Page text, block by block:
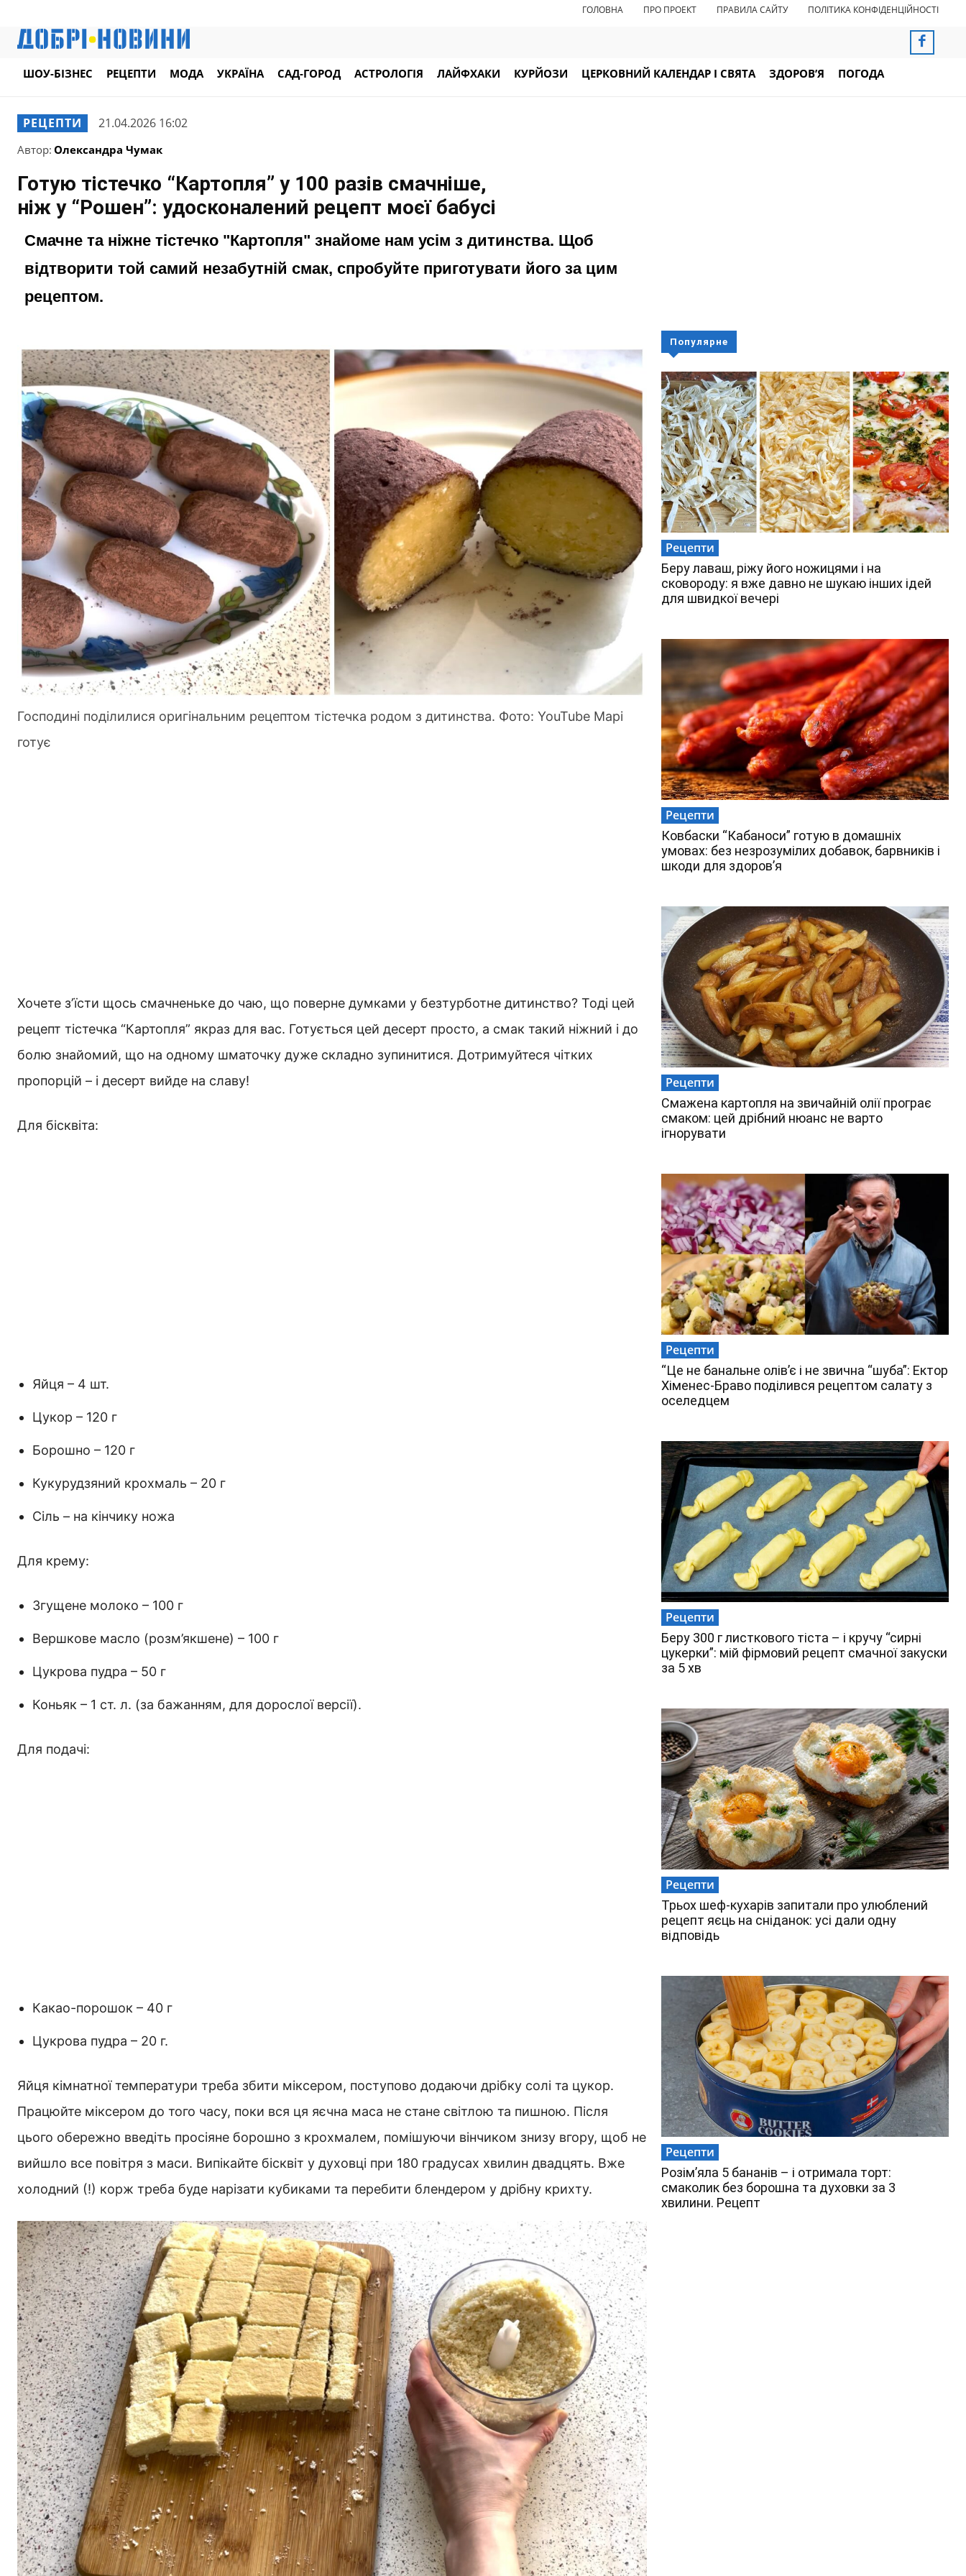
ГОЛОВНА ПРО ПРОЕКТ ПРАВИЛА САЙТУ ПОЛІТИКА КОНФІДЕНЦІЙНОСТІ
ШОУ-БІЗНЕС РЕЦЕПТИ МОДА УКРАЇНА САД-ГОРОД АСТРОЛОГІЯ ЛАЙФХАКИ КУРЙОЗИ ЦЕРКОВНИЙ КАЛЕНДАР І СВЯТА ЗДОРОВ’Я ПОГОДА
РЕЦЕПТИ 21.04.2026 16:02
Автор: Олександра Чумак
Готую тістечко “Картопля” у 100 разів смачніше,
ніж у “Рошен”: удосконалений рецепт моєї бабусі
Смачне та ніжне тістечко "Картопля" знайоме нам усім з дитинства. Щоб
відтворити той самий незабутній смак, спробуйте приготувати його за цим
рецептом.
Господині поділилися оригінальним рецептом тістечка родом з дитинства. Фото: YouTube Марі
готує
Хочете зʼїсти щось смачненьке до чаю, що поверне думками у безтурботне дитинство? Тоді цей
рецепт тістечка “Картопля” якраз для вас. Готується цей десерт просто, а смак такий ніжний і до
болю знайомий, що на одному шматочку дуже складно зупинитися. Дотримуйтеся чітких
пропорцій – і десерт вийде на славу!
Для бісквіта:
Яйця – 4 шт.
Цукор – 120 г
Борошно – 120 г
Кукурудзяний крохмаль – 20 г
Сіль – на кінчику ножа
Для крему:
Згущене молоко – 100 г
Вершкове масло (розм’якшене) – 100 г
Цукрова пудра – 50 г
Коньяк – 1 ст. л. (за бажанням, для дорослої версії).
Для подачі:
Какао-порошок – 40 г
Цукрова пудра – 20 г.
Яйця кімнатної температури треба збити міксером, поступово додаючи дрібку солі та цукор.
Працюйте міксером до того часу, поки вся ця яєчна маса не стане світлою та пишною. Після
цього обережно введіть просіяне борошно з крохмалем, помішуючи вінчиком знизу вгору, щоб не
вийшло все повітря з маси. Випікайте бісквіт у духовці при 180 градусах хвилин двадцять. Вже
холодний (!) корж треба буде нарізати кубиками та перебити блендером у дрібну крихту.
Популярне
Рецепти
Беру лаваш, ріжу його ножицями і на
сковороду: я вже давно не шукаю інших ідей
для швидкої вечері
Рецепти
Ковбаски “Кабаноси” готую в домашніх
умовах: без незрозумілих добавок, барвників і
шкоди для здоров’я
Рецепти
Смажена картопля на звичайній олії програє
смаком: цей дрібний нюанс не варто
ігнорувати
Рецепти
“Це не банальне олів’є і не звична “шуба”: Ектор
Хіменес-Браво поділився рецептом салату з
оселедцем
Рецепти
Беру 300 г листкового тіста – і кручу “сирні
цукерки”: мій фірмовий рецепт смачної закуски
за 5 хв
Рецепти
Трьох шеф-кухарів запитали про улюблений
рецепт яєць на сніданок: усі дали одну
відповідь
Рецепти
Розім’яла 5 бананів – і отримала торт:
смаколик без борошна та духовки за 3
хвилини. Рецепт